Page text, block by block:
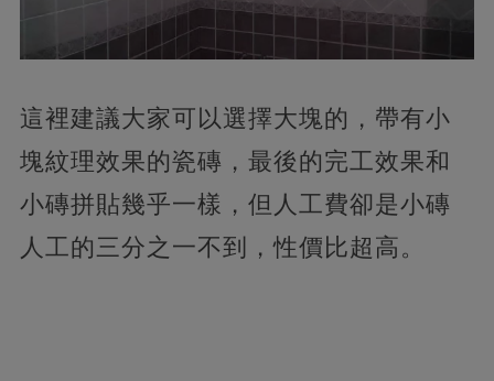
這裡建議大家可以選擇大塊的，帶有小
塊紋理效果的瓷磚，最後的完工效果和
小磚拼貼幾乎一樣，但人工費卻是小磚
人工的三分之一不到，性價比超高。